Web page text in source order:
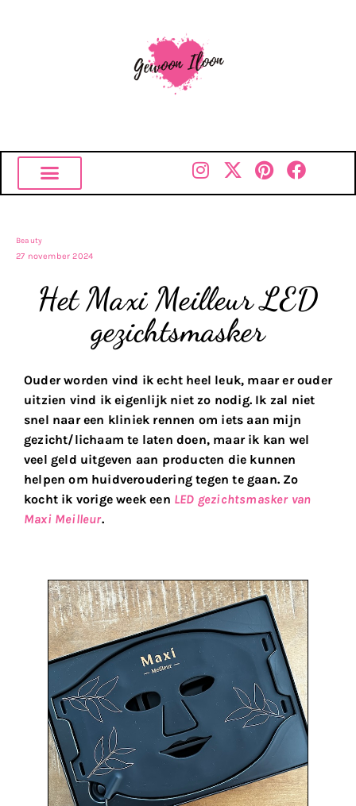
Beauty
27 november 2024
Het Maxi Meilleur LED
gezichtsmasker
Ouder worden vind ik echt heel leuk, maar er ouder
uitzien vind ik eigenlijk niet zo nodig. Ik zal niet
snel naar een kliniek rennen om iets aan mijn
gezicht/lichaam te laten doen, maar ik kan wel
veel geld uitgeven aan producten die kunnen
helpen om huidveroudering tegen te gaan. Zo
kocht ik vorige week een LED gezichtsmasker van
Maxi Meilleur.